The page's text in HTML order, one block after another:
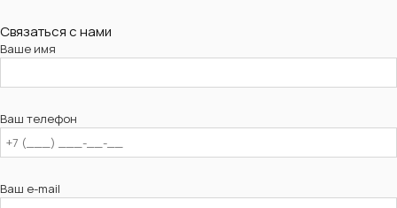
Связаться с нами
Ваше имя
Ваш телефон
Ваш e-mail